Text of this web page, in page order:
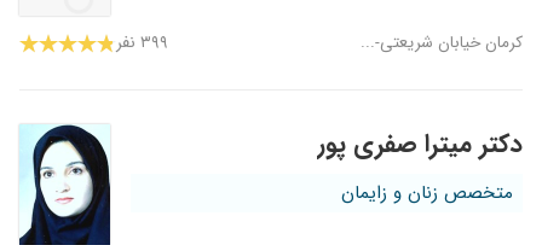
کرمان خیابان شریعتی-... ۳۹۹ نفر
دکتر میترا صفری پور
متخصص زنان و زایمان